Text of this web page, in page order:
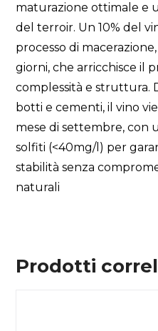
maturazione ottimale e
del terroir. Un 10% del
processo di
giorni, che arricchisce il
complessità e struttura.
botti e cementi, il vino
mese di settembre, con
solfiti (<40mg/l) per
stabilità senza
naturali
Prodotti